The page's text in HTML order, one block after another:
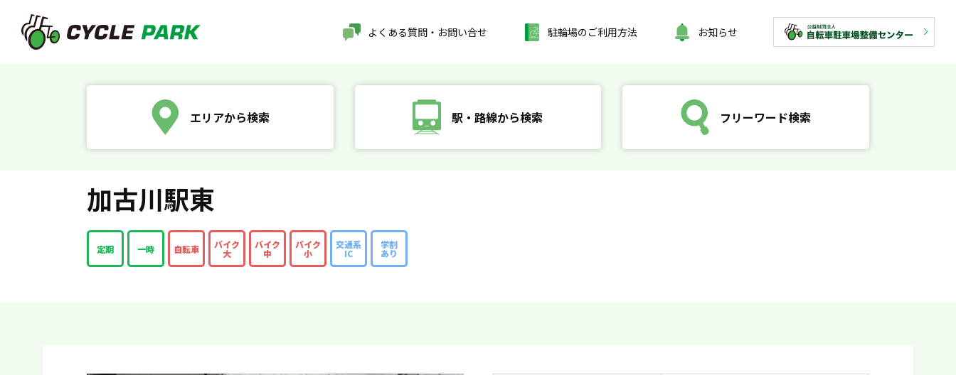
よくある質問・お問い合せ 駐輪場のご利用方法 お知らせ
エリアから検索 駅・路線から検索 フリーワード検索
加古川駅東
定期 一時 自転車 バイク
大
バイク
中
バイク
小
交通系
IC
学割
あり